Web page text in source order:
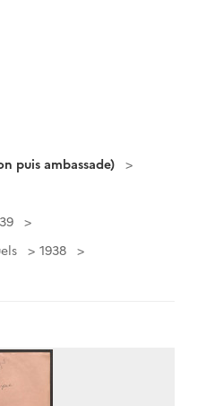
puis ambassade)
1938